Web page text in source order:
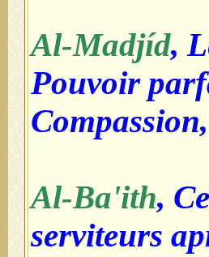
Al-Madjíd,
Pouvoir
Al-Ba'ith,
serviteurs